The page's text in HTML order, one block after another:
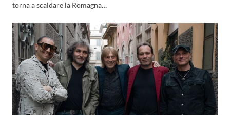
torna a scaldare la Romagna…